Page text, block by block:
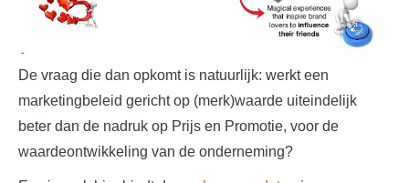
De vraag die dan opkomt is natuurlijk: werkt een
marketingbeleid gericht op (merk)waarde uiteindelijk
beter dan de nadruk op Prijs en Promotie, voor de
waardeontwikkeling van de onderneming?